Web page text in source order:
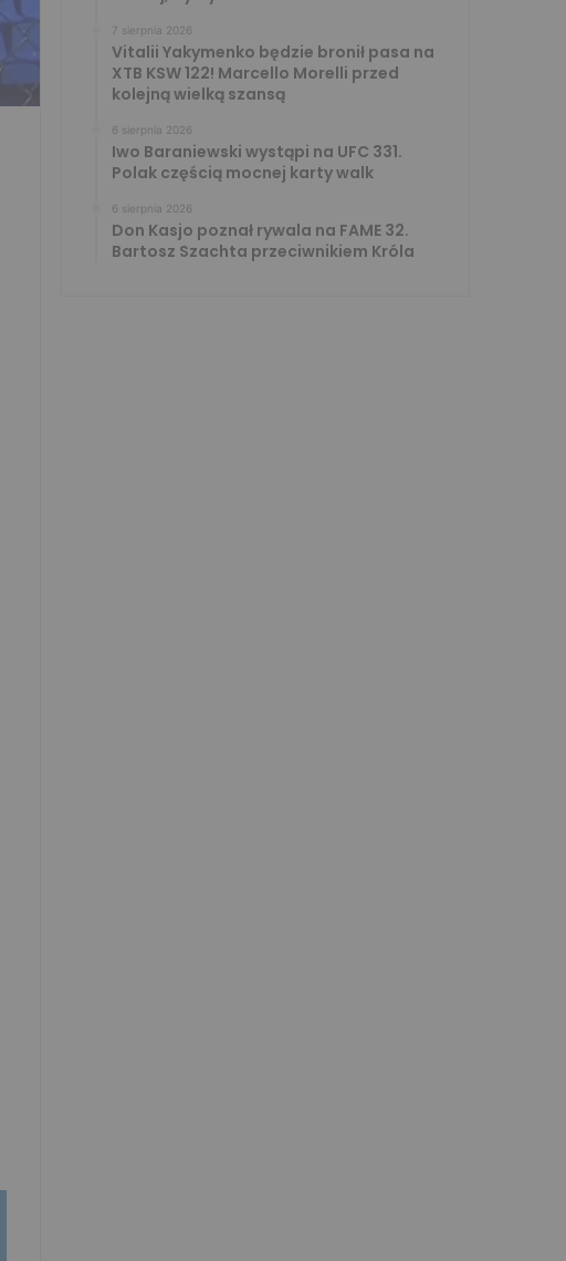
7 sierpnia 2026
Vitalii Yakymenko będzie bronił pasa na
XTB KSW 122! Marcello Morelli przed
kolejną wielką szansą
6 sierpnia 2026
Iwo Baraniewski wystąpi na UFC 331.
Polak częścią mocnej karty walk
6 sierpnia 2026
Don Kasjo poznał rywala na FAME 32.
Bartosz Szachta przeciwnikiem Króla